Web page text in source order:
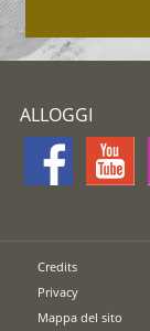
ALLOGGI
Credits
Privacy
Mappa del sito